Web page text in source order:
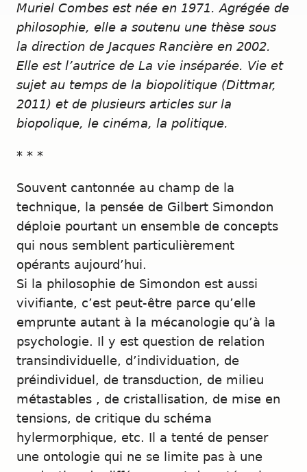
Muriel Combes est née en 1971. Agrégée de
philosophie, elle a soutenu une thèse sous
la direction de Jacques Rancière en 2002.
Elle est l’autrice de La vie inséparée. Vie et
sujet au temps de la biopolitique (Dittmar,
2011) et de plusieurs articles sur la
biopolique, le cinéma, la politique.
* * *
Souvent cantonnée au champ de la
technique, la pensée de Gilbert Simondon
déploie pourtant un ensemble de concepts
qui nous semblent particulièrement
opérants aujourd’hui.
Si la philosophie de Simondon est aussi
vivifiante, c’est peut-être parce qu’elle
emprunte autant à la mécanologie qu’à la
psychologie. Il y est question de relation
transindividuelle, d’individuation, de
préindividuel, de transduction, de milieu
métastables , de cristallisation, de mise en
tensions, de critique du schéma
hylermorphique, etc. Il a tenté de penser
une ontologie qui ne se limite pas à une